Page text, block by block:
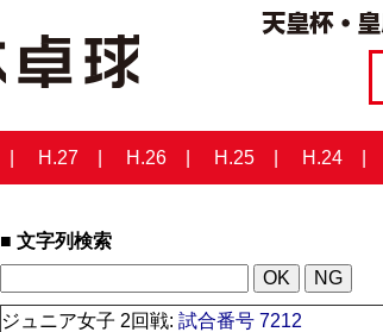
H.27 H.26 H.25 H.24
文字列検索
ジュニア女子 2回戦: 試合番号 7212